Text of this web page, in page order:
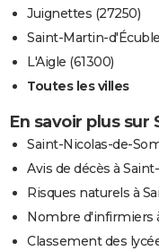
Juignettes (27250)
Saint-Martin-
L'Aigle (61300)
Toutes les villes
En savoir plus
Saint-Nicolas-de-
Avis de décès à
Risques naturels à
Nombre d'infirmiers
Classement des